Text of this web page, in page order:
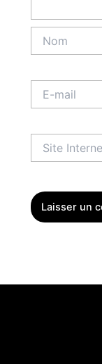
mail
Internet